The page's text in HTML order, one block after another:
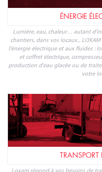
ÉNERGIE
Lumière, eau, chaleur… autant
chantiers, dans vos locaux...
l'énergie électrique et aux fluides :
et coffret électrique,
production d'eau glacée ou de
votre